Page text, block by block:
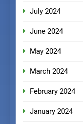
July 2024
June 2024
May 2024
March 2024
February 2024
January 2024